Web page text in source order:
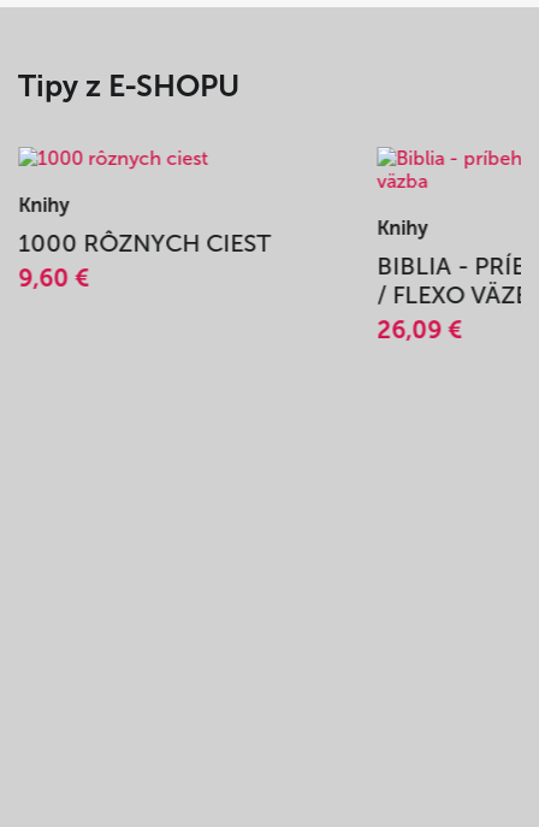
Tipy z E-SHOPU
Knihy
1000 RÔZNYCH CIEST
9,60 €
Knihy
BIBLIA -
/ FLEXO
26,09 €